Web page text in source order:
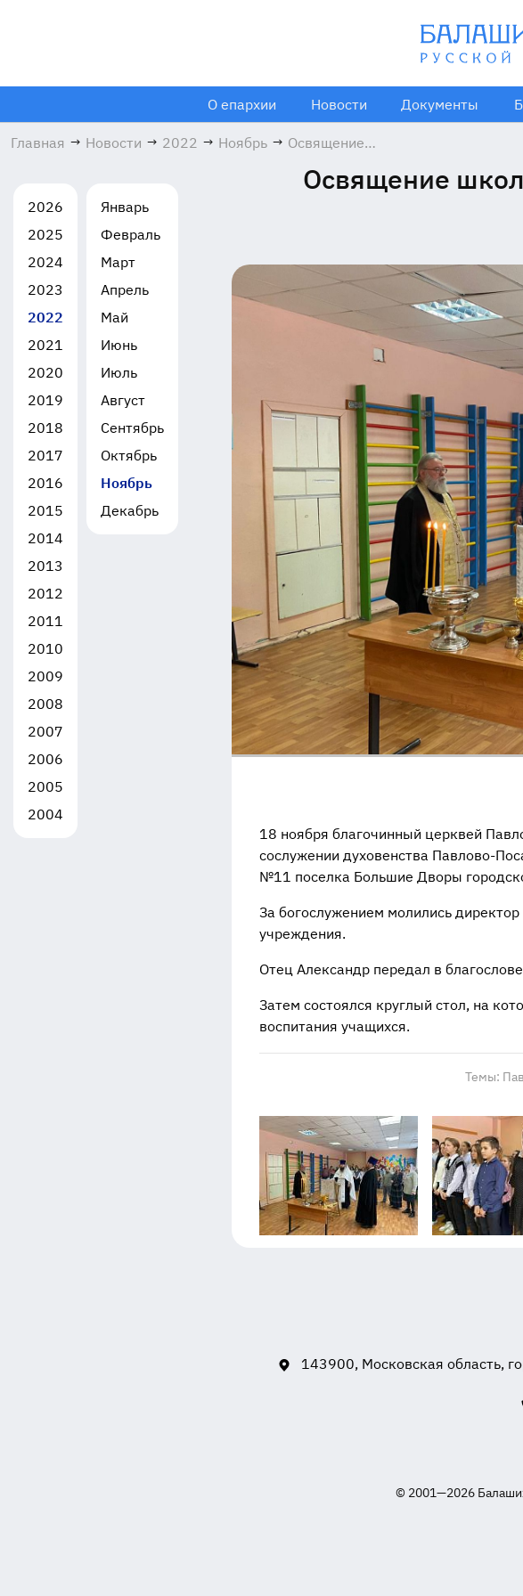
О епархии Новости Документы
Главная → Новости → 2022 → Ноябрь → Освящение
Павловском
2026
2025
2024
2023
2022
2021
2020
2019
2018
2017
2016
2015
2014
2013
2012
2011
2010
2009
2008
2007
2006
2005
2004
Январь
Февраль
Март
Апрель
Май
Июнь
Июль
Август
Сентябрь
Октябрь
Ноябрь
Декабрь
Освящение
18 ноября благочинный церквей
сослужении духовенства Павлово-
№11 поселка Большие Дворы
За богослужением молились
учреждения.
Отец Александр передал в
Затем состоялся круглый стол, на
воспитания учащихся.
Темы:
143900, Московская область,
© 2001—2026